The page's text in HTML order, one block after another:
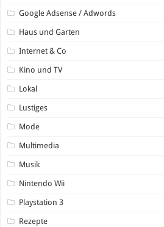
Google Adsense / Adwords
Haus und Garten
Internet & Co
Kino und TV
Lokal
Lustiges
Mode
Multimedia
Musik
Nintendo Wii
Playstation 3
Rezepte